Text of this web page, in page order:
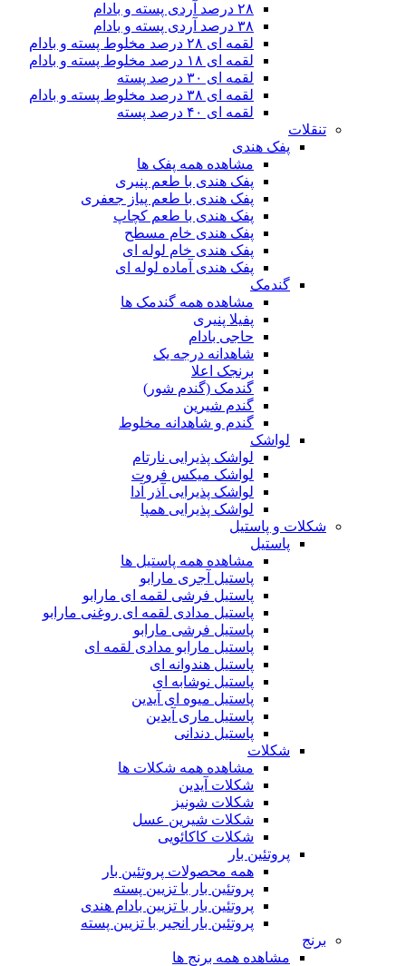
۲۸ درصد آردی پسته و بادام
۳۸ درصد آردی پسته و بادام
لقمه ای ۲۸ درصد مخلوط پسته و بادام
لقمه ای ۱۸ درصد مخلوط پسته و بادام
لقمه ای ۳۰ درصد پسته
لقمه ای ۳۸ درصد مخلوط پسته و بادام
لقمه ای ۴۰ درصد پسته
تنقلات
پفک هندی
مشاهده همه پفک ها
پفک هندی با طعم پنیری
پفک هندی با طعم پیاز جعفری
پفک هندی با طعم کچاپ
پفک هندی خام مسطح
پفک هندی خام لوله ای
پفک هندی آماده لوله ای
گندمک
مشاهده همه گندمک ها
پفیلا پنیری
حاجی بادام
شاهدانه درجه یک
برنجک اعلا
گندمک (گندم شور)
گندم شیرین
گندم و شاهدانه مخلوط
لواشک
لواشک پذیرایی نارتام
لواشک میکس فروت
لواشک پذیرایی آذر آدا
لواشک پذیرایی همپا
شکلات و پاستیل
پاستیل
مشاهده همه پاستیل ها
پاستیل آجری مارابو
پاستیل فرشی لقمه ای مارابو
پاستیل مدادی لقمه ای روغنی مارابو
پاستیل فرشی مارابو
پاستیل مارابو مدادی لقمه ای
پاستیل هندوانه ای
پاستیل نوشابه ای
پاستیل میوه ای آیدین
پاستیل ماری آیدین
پاستیل دندانی
شکلات
مشاهده همه شکلات ها
شکلات آیدین
شکلات شونیز
شکلات شیرین عسل
شکلات کاکائویی
پروتئین بار
همه محصولات پروتئین بار
پروتئین بار با تزیین پسته
پروتئین بار با تزیین بادام هندی
پروتئین بار انجیر با تزیین پسته
برنج
مشاهده همه برنج ها